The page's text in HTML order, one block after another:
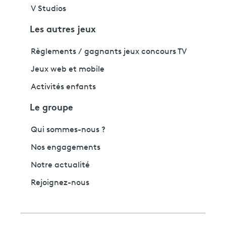
V Studios
Les autres jeux
Règlements / gagnants jeux concours TV
Jeux web et mobile
Activités enfants
Le groupe
Qui sommes-nous ?
Nos engagements
Notre actualité
Rejoignez-nous